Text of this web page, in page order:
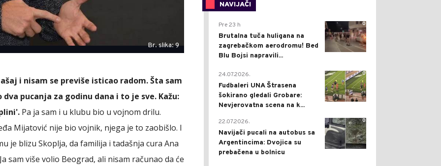
Br. slika: 9
i nisam se previše isticao radom. Šta sam
pucanja za godinu dana i to je sve. Kažu:
Pa ja sam i u klubu bio u vojnom drilu.
Mijatović nije bio vojnik, njega je to zaobišlo. I
je blizu Skoplja, da familija i tadašnja cura Ana
sam više volio Beograd, ali nisam računao da će
NAVIJAČI
0
Pre 23 h
Brutalna tuča huligana na
zagrebačkom aerodromu! Bed
Blu Bojsi napravili...
0
24.07.2026.
Fudbaleri UNA Štrasena
šokirano gledali Grobare:
Nevjerovatna scena na k...
0
22.07.2026.
Navijači pucali na autobus sa
Argentincima: Dvojica su
prebačena u bolnicu